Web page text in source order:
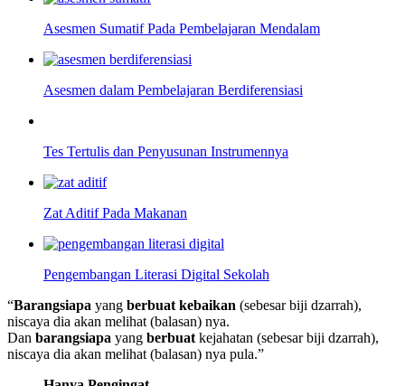
Asesmen Sumatif Pada Pembelajaran Mendalam
Asesmen dalam Pembelajaran Berdiferensiasi
Tes Tertulis dan Penyusunan Instrumennya
Zat Aditif Pada Makanan
Pengembangan Literasi Digital Sekolah
“Barangsiapa yang berbuat kebaikan (sebesar biji dzarrah),
niscaya dia akan melihat (balasan) nya.
Dan barangsiapa yang berbuat kejahatan (sebesar biji dzarrah),
niscaya dia akan melihat (balasan) nya pula.”